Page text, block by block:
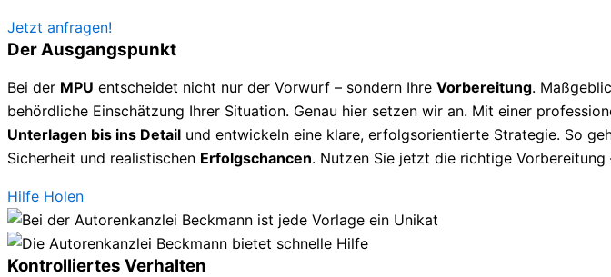
Jetzt anfragen!
Der Ausgangspunkt
Bei der MPU entscheidet nicht nur der Vorwurf – sondern Ihre Vorbereitung.
behördliche Einschätzung Ihrer Situation. Genau hier setzen wir an. Mit einer
Unterlagen bis ins Detail und entwickeln eine klare, erfolgsorientierte Strategie. So
Sicherheit und realistischen Erfolgschancen. Nutzen Sie jetzt die richtige Vorbereitung
Hilfe Holen
Kontrolliertes Verhalten